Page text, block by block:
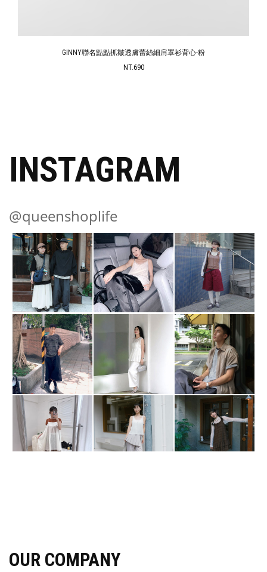
GINNY聯名點點抓皺透膚蕾絲細肩罩衫背心-粉
NT.690
INSTAGRAM
@queenshoplife
OUR COMPANY